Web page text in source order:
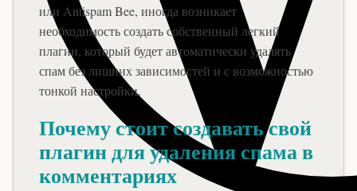
или Antispam Bee, иногда возникает
необходимость создать собственный легкий
плагин, который будет автоматически удалять
спам без лишних зависимостей и с возможностью
тонкой настройки.
Почему стоит создавать свой
плагин для удаления спама в
комментариях